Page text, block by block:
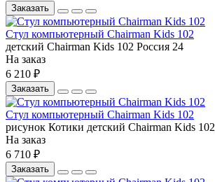
Заказать
Стул компьютерный Chairman Kids 102
детский Chairman Kids 102 Россия 24
На заказ
6 210 ₽
Заказать
Стул компьютерный Chairman Kids 102
рисунок Котики детский Chairman Kids 102
На заказ
6 710 ₽
Заказать